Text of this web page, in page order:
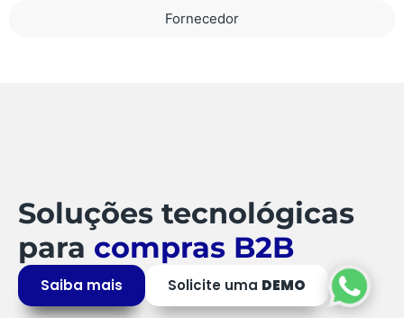
Fornecedor
Soluções tecnológicas
para compras B2B
Saiba mais Solicite uma DEMO